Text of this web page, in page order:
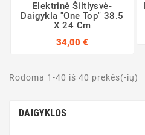
Elektrinė Šiltlysvė-
Daigykla "One Top" 38.5
X 24 Cm
34,00 €
Rodoma 1-40 iš 40 prekės(-ių)
DAIGYKLOS